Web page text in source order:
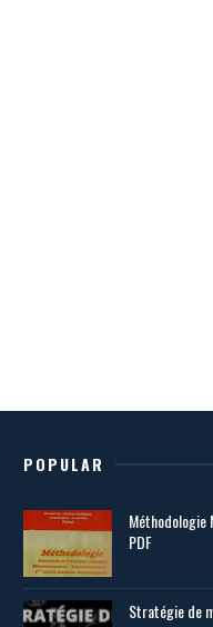
POPULAR
Méthodologie
PDF
Stratégie de